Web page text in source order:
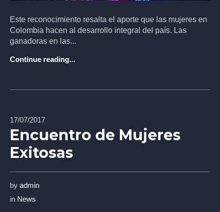
Este reconocimiento resalta el aporte que las mujeres en
Colombia hacen al desarrollo integral del país. Las
ganadoras en las...
Continue reading...
17/07/2017
Encuentro de Mujeres
Exitosas
by admin
in News